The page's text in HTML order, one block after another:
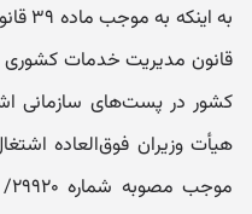
قانون مدیریت خدمات کشوری
کشور در پست‌های سازمانی
هیأت وزیران فوق‌العاده